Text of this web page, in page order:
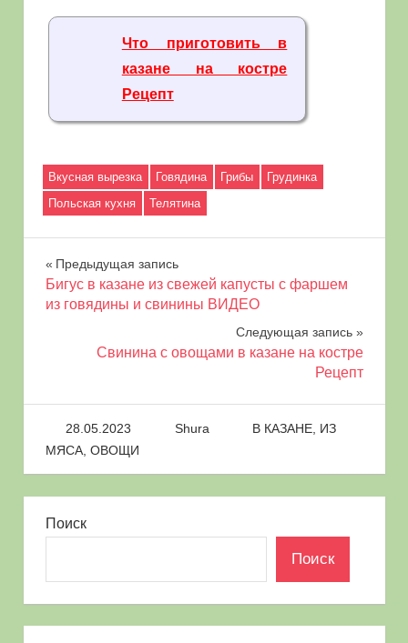
Что приготовить в
казане на костре
Рецепт
Вкусная вырезка Говядина Грибы
Грудинка
Польская кухня
Телятина
Навигация
по
записям
Предыдущая запись
Бигус в казане из свежей капусты с фаршем
из говядины и свинины ВИДЕО
Следующая запись
Свинина с овощами в казане на костре
Рецепт
28.05.2023 Shura В КАЗАНЕ ИЗ
МЯСА, ОВОЩИ
Поиск
Поиск